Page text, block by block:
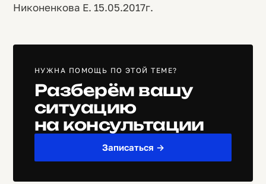
Никоненкова Е. 15.05.2017г.
НУЖНА ПОМОЩЬ ПО ЭТОЙ ТЕМЕ?
Разберём вашу
ситуацию
на консультации
Записаться →